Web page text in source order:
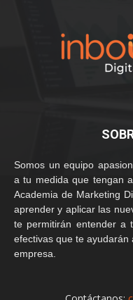
Somos un equipo
a tu medida que tengan
Academia de Marketing
aprender y aplicar las
te permitirán entender a
efectivas que te
empresa.